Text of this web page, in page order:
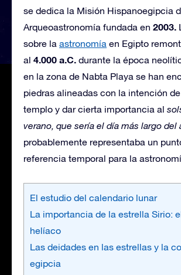
se dedica la Misión Hispanoegipcia
Arqueoastronomía fundada en 2003.
sobre la astronomía en Egipto
al 4.000 a.C. durante la época
en la zona de Nabta Playa se han
piedras alineadas con la intención
templo y dar cierta importancia al
verano, que sería el día más largo del
probablemente representaba un
referencia temporal para la
El estudio del calendario lunar
La importancia de la estrella Sirio:
helíaco
Las deidades en las estrellas y la
egipcia